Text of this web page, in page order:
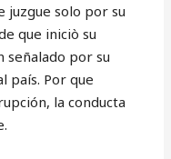
juzgue solo por su
que iniciò su
por su
país. Por que
la conducta